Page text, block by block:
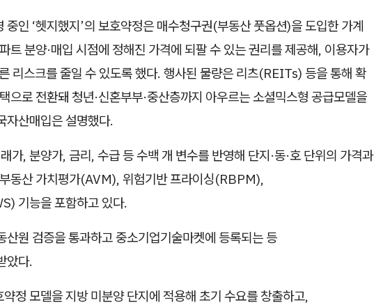
중인 ‘헷지했지’의 보호약정은 매수청구권(부동산 풋옵션)을 도입한 가계
트 분양·매입 시점에 정해진 가격에 되팔 수 있는 권리를 제공해, 이용자가
리스크를 줄일 수 있도록 했다. 행사된 물량은 리츠(REITs) 등을 통해 확
으로 전환돼 청년·신혼부부·중산층까지 아우르는 소셜믹스형 공급모델을
자산매입은 설명했다.
가, 분양가, 금리, 수급 등 수백 개 변수를 반영해 단지·동·호 단위의 가격과
동산 가치평가(AVM), 위험기반 프라이싱(RBPM),
기능을 포함하고 있다.
산원 검증을 통과하고 중소기업기술마켓에 등록되는 등
았다.
정 모델을 지방 미분양 단지에 적용해 초기 수요를 창출하고,